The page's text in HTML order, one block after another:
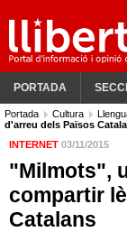
PORTADA
Portada Cultura
d'arreu dels Països
INTERNET 03/11/2015
"Milmots",
compartir
Catalans